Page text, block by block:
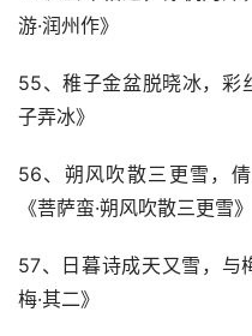
游·润州作》
55、稚子金盆脱晓冰，
子弄冰》
56、朔风吹散三更雪，
《菩萨蛮·朔风吹散三更雪》
57、日暮诗成天又雪，
梅·其二》